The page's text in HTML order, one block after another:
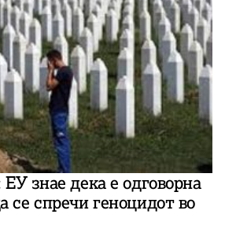
знае дека е одговорна
се спречи геноцидот во